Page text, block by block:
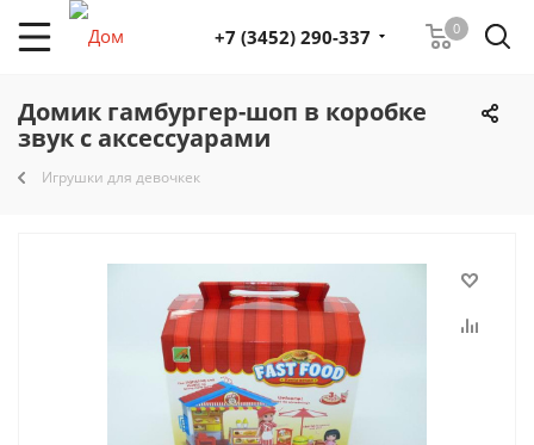
0
+7 (3452) 290-337
Домик гамбургер-шоп в коробке
звук с аксессуарами
Игрушки для девочкек